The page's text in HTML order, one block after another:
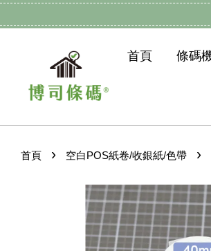
首頁 條碼
首頁 › 空白POS紙卷/收銀紙/色帶 ›